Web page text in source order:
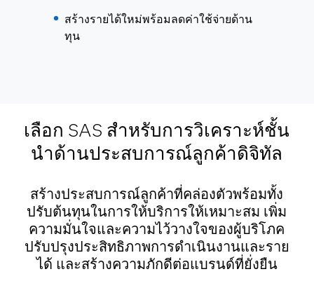
สร้างรายได้ใหม่พร้อมลดค่าใช้จ่ายด้าน
ทุน
เลือก SAS สำหรับการวิเคราะห์ชั้น
นำด้านประสบการณ์ลูกค้าดิจิทัล
สร้างประสบการณ์ลูกค้าที่คล่องตัวพร้อมทั้ง
ปรับต้นทุนในการให้บริการให้เหมาะสม เพิ่ม
ความมั่นใจและความไว้วางใจของผู้บริโภค
ปรับปรุงประสิทธิภาพการดำเนินงานและราย
ได้ และสร้างความภักดีต่อแบรนด์ที่ยั่งยืน